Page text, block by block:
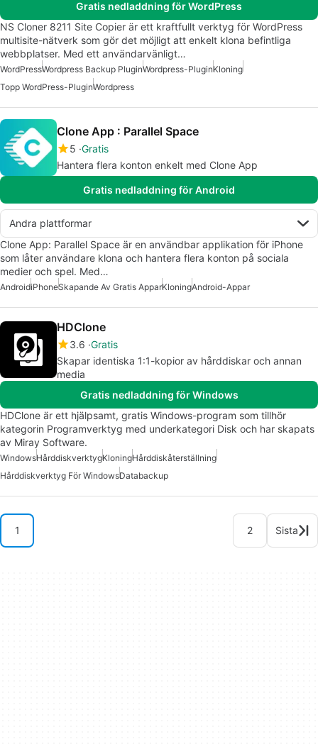
Gratis nedladdning för WordPress
NS Cloner 8211 Site Copier är ett kraftfullt verktyg för WordPress
multisite-nätverk som gör det möjligt att enkelt klona befintliga
webbplatser. Med ett användarvänligt…
WordPressWordpress Backup PluginWordpress-PluginKloning
Topp WordPress-PluginWordpress
Clone App : Parallel Space
5 Gratis
Hantera flera konton enkelt med Clone App
Gratis nedladdning för Android
Andra plattformar
Clone App: Parallel Space är en användbar applikation för iPhone
som låter användare klona och hantera flera konton på sociala
medier och spel. Med…
AndroidiPhoneSkapande Av Gratis ApparKloningAndroid-Appar
HDClone
3.6 Gratis
Skapar identiska 1:1-kopior av hårddiskar och annan
media
Gratis nedladdning för Windows
HDClone är ett hjälpsamt, gratis Windows-program som tillhör
kategorin Programverktyg med underkategori Disk och har skapats
av Miray Software.
WindowsHårddiskverktygKloningHårddiskåterställning
Hårddiskverktyg För WindowsDatabackup
1 2 Sista